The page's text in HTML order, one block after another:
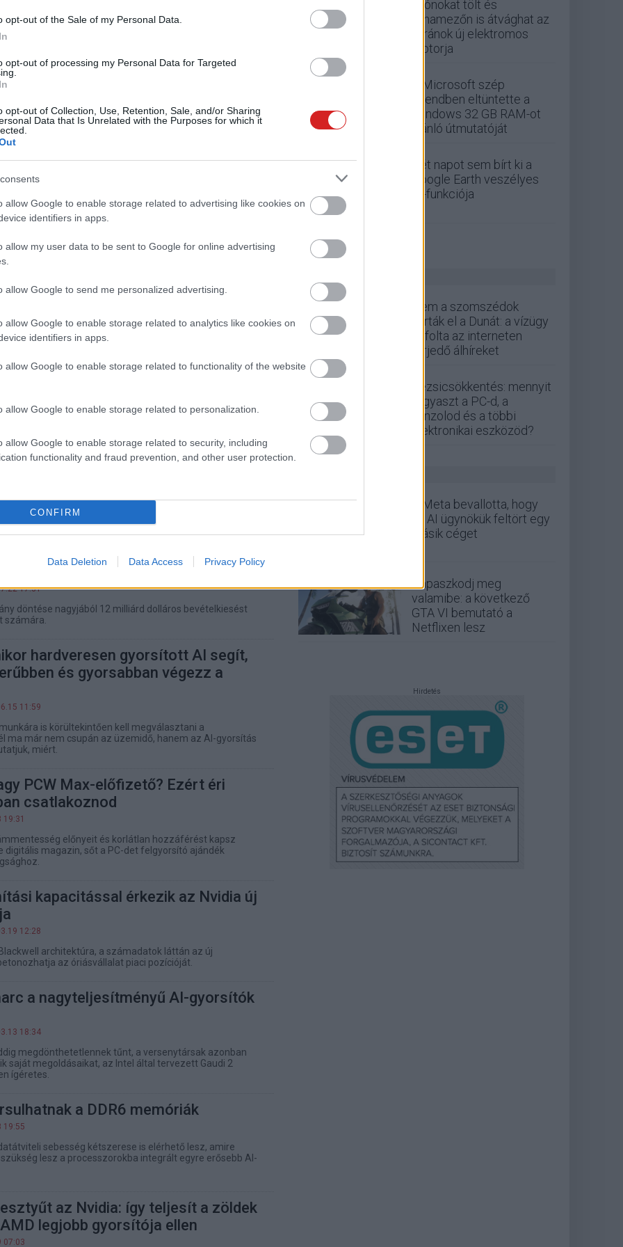
opt-out of the Sale of my Personal Data.
opt-out of processing my Personal Data for Targeted
opt-out of Collection, Use, Retention, Sale, and/or Sharing
Data that Is Unrelated with the Purposes for which it
allow Google to enable storage related to advertising like cookies on
identifiers in apps.
allow my user data to be sent to Google for online advertising
allow Google to send me personalized advertising.
allow Google to enable storage related to analytics like cookies on
identifiers in apps.
allow Google to enable storage related to functionality of the website
allow Google to enable storage related to personalization.
allow Google to enable storage related to security, including
functionality and fraud prevention, and other user protection.
CONFIRM
Data Deletion Data Access Privacy Policy
a JFK-akták titkosításáról az
Hírszerzés igazgatójának
az AI drasztikusan felgyorsította a dokumentumok
B-széria: 48 GB VRAM-mal és új
érkezik az AI-fejlesztők új
B-szériás GPU-i a mesterséges intelligencia és a
igényeire szabva érkeztek meg a Computex
az AI infrastruktúrát a Grace
az NVLink Fusion
nyílt interconnect szabványok és tanulóképes
asztali PC
Wi-Fi 7 és ha kell, erős központi egység hajtja az Acer
törölhetetlen adattal árasztotta
dolgozik a frusztráló hiba javításán.
az Nvidia: az Egyesült Államok
vállalat AI-gyorsítóját
17:31
döntése nagyjából 12 milliárd dolláros bevételkiesést
számára.
hardveresen gyorsított AI segít,
és gyorsabban végezz a
11:59
is körültekintően kell megválasztani a
ma már nem csupán az üzemidő, hanem az AI-gyorsítás
miért.
PCW Max-előfizető? Ezért éri
csatlakoznod
19:31
előnyeit és korlátlan hozzáférést kapsz
digitális magazin, sőt a PC-det felgyorsító ajándék
kapacitással érkezik az Nvidia új
12:28
architektúra, a számadatok láttán az új
az óriásvállalat piaci pozícióját.
a nagyteljesítményű AI-gyorsítók
18:34
megdönthetetlennek tűnt, a versenytársak azonban
saját megoldásaikat, az Intel által tervezett Gaudi 2
ígéretes.
a DDR6 memóriák
19:55
sebesség kétszerese is elérhető lesz, amire
lesz a processzorokba integrált egyre erősebb AI-
az Nvidia: így teljesít a zöldek
legjobb gyorsítója ellen
07:03
Drónokat tölt és
aknamezőn is átvághat az
ukránok új elektromos
motorja
A Microsoft szép
csendben eltüntette a
Windows 32 GB RAM-ot
ajánló útmutatóját
Két napot sem bírt ki a
Google Earth veszélyes
AI-funkciója
Nem a szomszédok
zárták el a Dunát: a vízügy
cáfolta az interneten
terjedő álhíreket
Rezsicsökkentés: mennyit
fogyaszt a PC-d, a
konzolod és a többi
elektronikai eszközöd?
A Meta bevallotta, hogy
az AI ügynökük feltört egy
másik céget
Kapaszkodj meg
valamibe: a következő
GTA VI bemutató a
Netflixen lesz
Hirdetés